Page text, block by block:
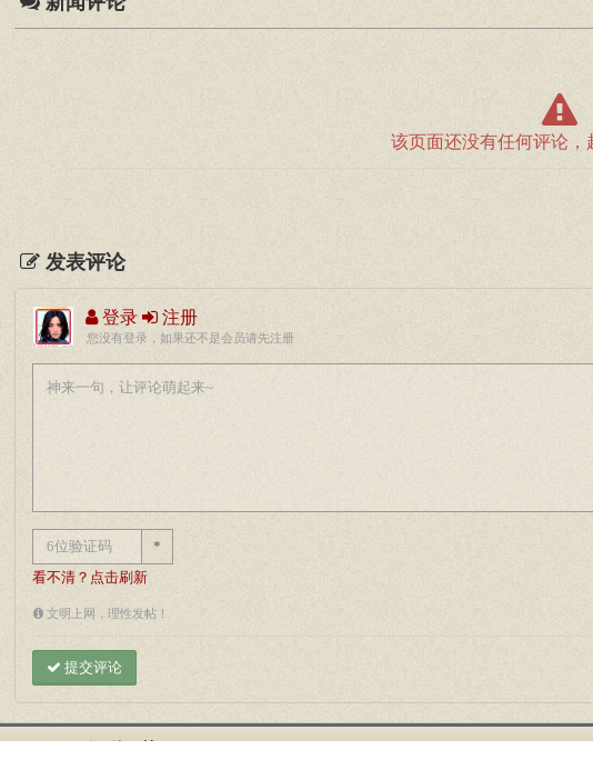
该页面还没有任何评论，
发表评论
登录 注册
您没有登录，如果还不是会员请先注册
*
看不清？点击刷新
文明上网，理性发帖！
提交评论